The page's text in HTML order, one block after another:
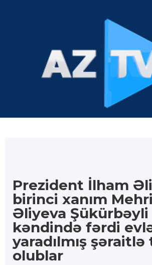
Prezident İlham
birinci xanım
Əliyeva Şükürbəyli
kəndində fərdi
yaradılmış şəraitlə
olublar